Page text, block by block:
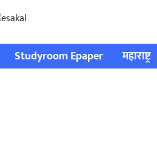
Studyroom Epaper महाराष्ट्र